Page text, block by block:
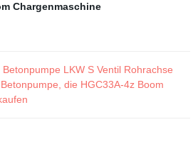
Chargenmaschine
LKW S Ventil Rohrachse
die HGC33A-4z Boom